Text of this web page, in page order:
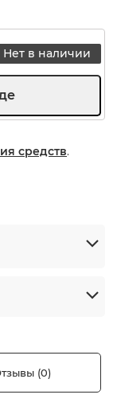
Нет в наличии
средств.
(0)